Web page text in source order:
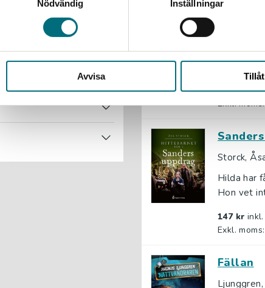
Nödvändig
Inställningar
Avvisa
En ny
och det
154 kr
Exkl.
Storck,
Hilda har
Hon vet
147 kr inkl.
Exkl.
Fällan